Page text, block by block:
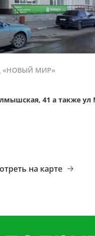
«НОВЫЙ МИР»
41 а также ул
на карте